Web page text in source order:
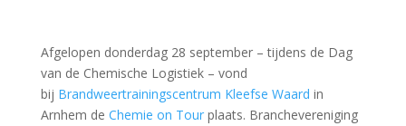
Afgelopen donderdag 28 september – tijdens de Dag
van de Chemische Logistiek – vond
bij Brandweertrainingscentrum Kleefse Waard in
Arnhem de Chemie on Tour plaats. Branchevereniging